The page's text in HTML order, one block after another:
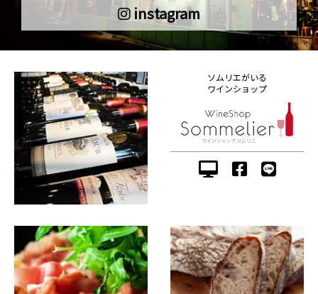
instagram
ソムリエがいる
ワインショップ